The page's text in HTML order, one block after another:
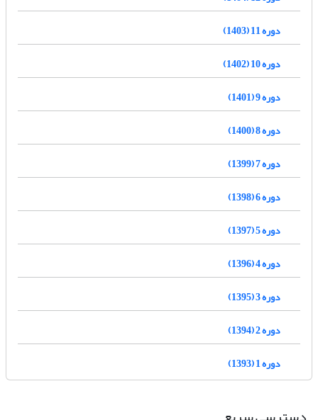
دوره 11 (1403)
دوره 10 (1402)
دوره 9 (1401)
دوره 8 (1400)
دوره 7 (1399)
دوره 6 (1398)
دوره 5 (1397)
دوره 4 (1396)
دوره 3 (1395)
دوره 2 (1394)
دوره 1 (1393)